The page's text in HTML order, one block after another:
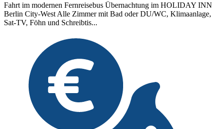
Fahrt im modernen Fernreisebus Übernachtung im HOLIDAY INN
Berlin City-West Alle Zimmer mit Bad oder DU/WC, Klimaanlage,
Sat-TV, Föhn und Schreibtis...